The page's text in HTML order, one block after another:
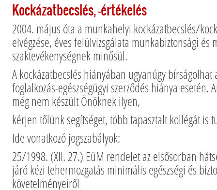
Kockázatbecslés, -értékelés
2004. május óta a munkahelyi kockázatbecslés/
elvégzése, éves felülvizsgálata munkabiztonsági és
szaktevékenységnek minősül.
A kockázatbecslés hiányában ugyanúgy
foglalkozás-egészségügyi szerződés hiánya esetén.
még nem készült Önöknek ilyen,
kérjen tőlünk segítséget, több tapasztalt kollégát is
Ide vonatkozó jogszabályok:
25/1998. (XII. 27.) EüM rendelet az elsősorban
járó kézi tehermozgatás minimális egészségi és
követelményeiről